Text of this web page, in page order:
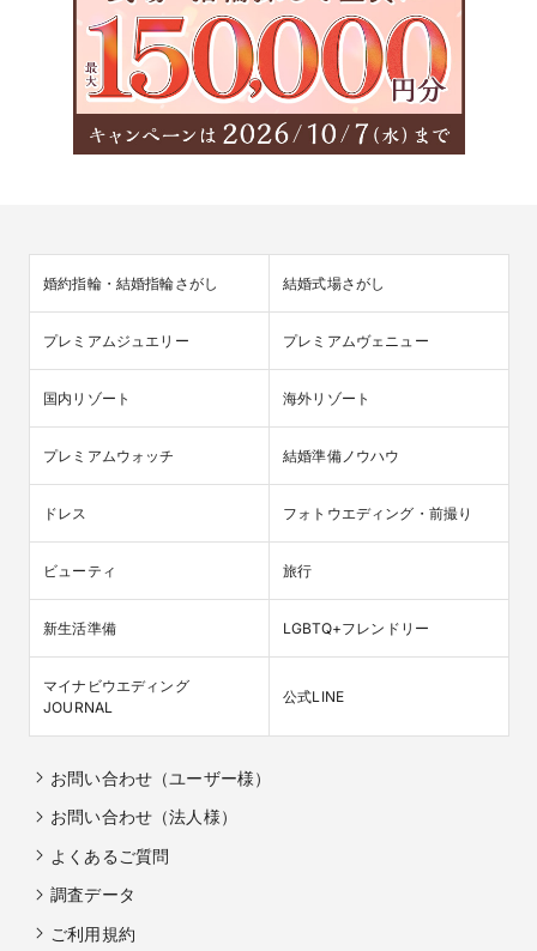
婚約指輪・結婚指輪さがし 結婚式場さがし
プレミアムジュエリー プレミアムヴェニュー
国内リゾート 海外リゾート
プレミアムウォッチ 結婚準備ノウハウ
ドレス フォトウエディング・前撮り
ビューティ 旅行
新生活準備 LGBTQ+フレンドリー
マイナビウエディング
JOURNAL
公式LINE
お問い合わせ（ユーザー様）
お問い合わせ（法人様）
よくあるご質問
調査データ
ご利用規約